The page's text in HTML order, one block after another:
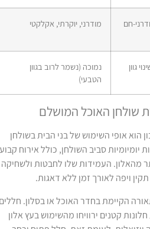
חם מודרני, יוקרתי, אקלקטי
גוון
נמוכה (נשמר לרוב בגוון
הטבעי)
האוכל המושלם
אופי השימוש של בני הבית בשולחן
סביב השולחן, כולל אירוח קבוע
העמידות שלו לחבטות ולשחיקה
ויפה לאורך זמן ללא דאגות.
הקיימת בחדר האוכל או בסלון. חללים
קטנים ירוויחו מהשימוש בעץ אלון